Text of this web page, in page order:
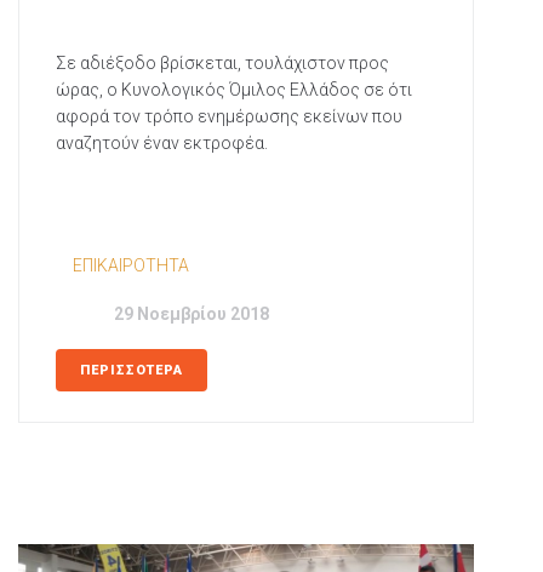
Σε αδιέξοδο βρίσκεται, τουλάχιστον προς
ώρας, ο Κυνολογικός Όμιλος Ελλάδος σε ότι
αφορά τον τρόπο ενημέρωσης εκείνων που
αναζητούν έναν εκτροφέα.
EΠΙΚΑΙΡΟΤΗΤΑ
29 Νοεμβρίου 2018
ΠΕΡΙΣΣΟΤΕΡΑ